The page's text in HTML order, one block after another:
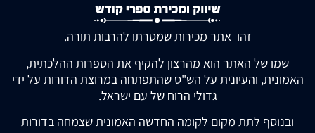
זהו אתר מכירות שמטרתו להרבות תורה.
שמו של האתר הוא מהרצון להקיף את הספרות ההלכתית,
האמונית, והעיונית על הש"ס שהתפתחה במרוצת הדורות על ידי
גדולי הרוח של עם ישראל.
ובנוסף לתת מקום לקומה החדשה האמונית שצמחה בדורות